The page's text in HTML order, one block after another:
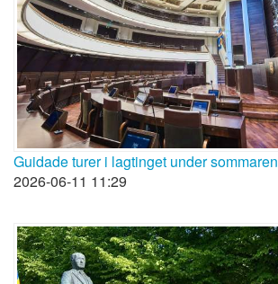
Guidade turer i lagtinget under sommaren
2026-06-11 11:29